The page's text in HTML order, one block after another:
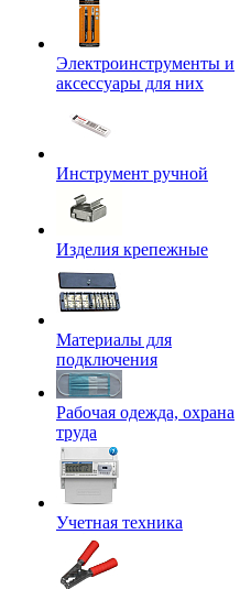
Электроинструменты и
аксессуары для них
Инструмент ручной
Изделия крепежные
Материалы для
подключения
Рабочая одежда, охрана
труда
Учетная техника